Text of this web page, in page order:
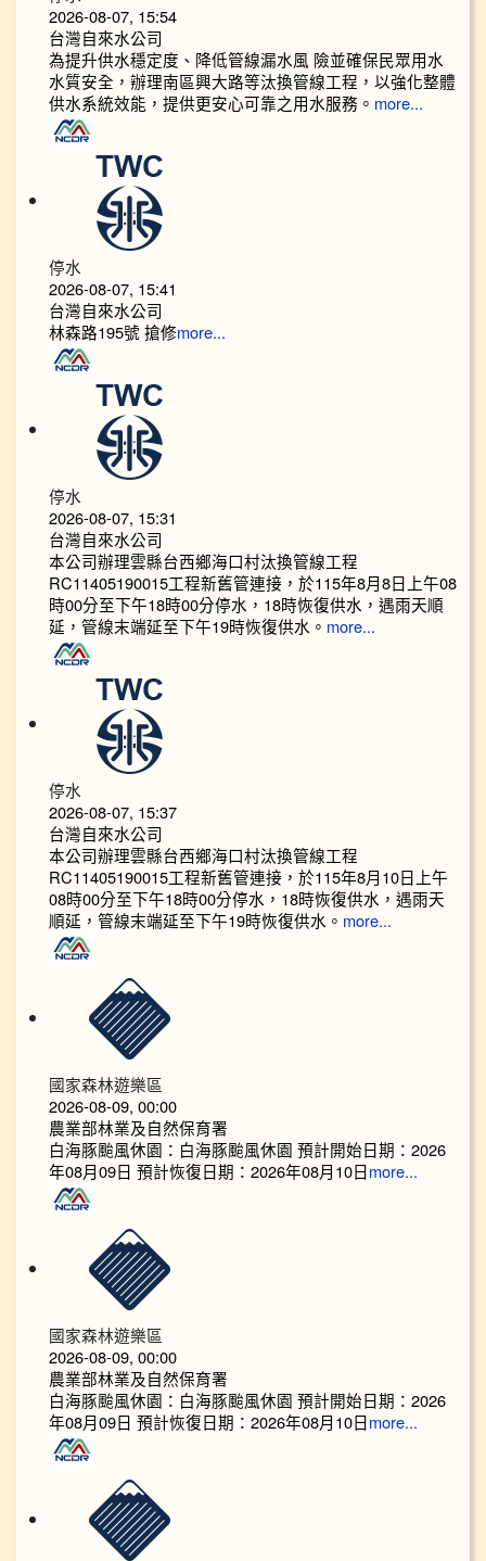
2026-08-07, 15:54
台灣自來水公司
為提升供水穩定度、降低管線漏水風 險並確保民眾用水
水質安全，辦理南區興大路等汰換管線工程，以強化整體
供水系統效能，提供更安心可靠之用水服務。 more...
停水
2026-08-07, 15:41
台灣自來水公司
林森路195號 搶修more...
停水
2026-08-07, 15:31
台灣自來水公司
本公司辦理雲縣台西鄉海口村汰換管線工程
RC11405190015工程新舊管連接，於115年8月8日上午08
時00分至下午18時00分停水，18時恢復供水，遇雨天順
延，管線末端延至下午19時恢復供水。 more...
停水
2026-08-07, 15:37
台灣自來水公司
本公司辦理雲縣台西鄉海口村汰換管線工程
RC11405190015工程新舊管連接，於115年8月10日上午
08時00分至下午18時00分停水，18時恢復供水，遇雨天
順延，管線末端延至下午19時恢復供水。 more...
國家森林遊樂區
2026-08-09, 00:00
農業部林業及自然保育署
白海豚颱風休園：白海豚颱風休園 預計開始日期：2026
年08月09日 預計恢復日期：2026年08月10日 more...
國家森林遊樂區
2026-08-09, 00:00
農業部林業及自然保育署
白海豚颱風休園：白海豚颱風休園 預計開始日期：2026
年08月09日 預計恢復日期：2026年08月10日 more...